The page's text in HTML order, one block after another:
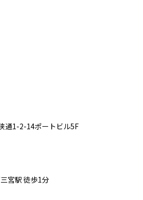
通1-2-14ポートビル5F
宮駅 徒歩1分